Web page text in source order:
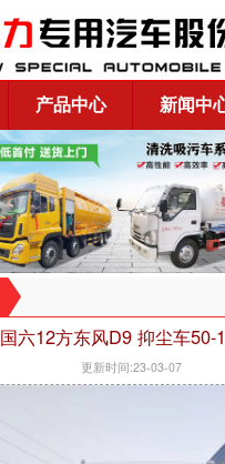
产品中心 新闻中
国六12方东风D9 抑尘车50-
更新时间:23-03-07